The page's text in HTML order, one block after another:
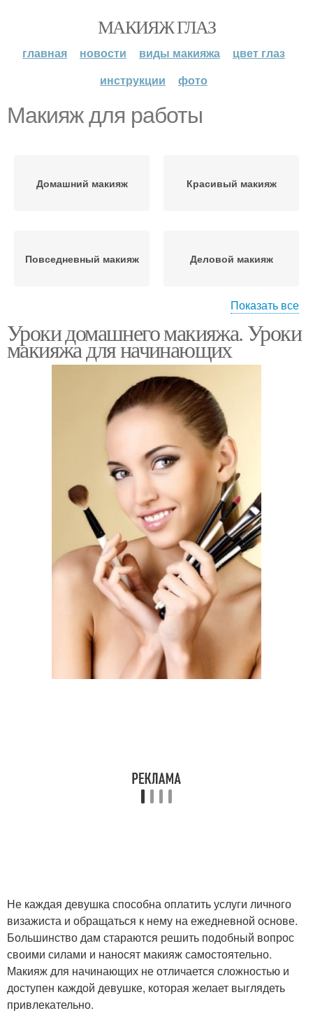
МАКИЯЖ ГЛАЗ
главная новости виды макияжа
цвет глаз
инструкции
фото
Макияж для работы
Домашний макияж Красивый макияж
Повседневный макияж Деловой макияж
Ежедневный макияж Дневный макияж
✿✿красивый макияж
Показать все
Уроки домашнего макияжа. Уроки
макияжа для начинающих
Не каждая девушка способна оплатить услуги личного
визажиста и обращаться к нему на ежедневной основе.
Большинство дам стараются решить подобный вопрос
своими силами и наносят макияж самостоятельно.
Макияж для начинающих не отличается сложностью и
доступен каждой девушке, которая желает выглядеть
привлекательно.